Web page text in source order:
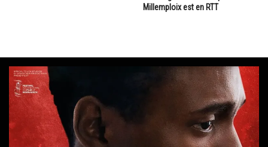
Millemploix est en RTT